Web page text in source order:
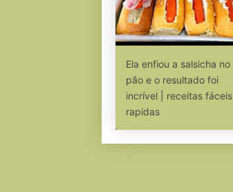
Ela enfiou a salsicha no
pão e o resultado foi
incrível | receitas fáceis
rapidas